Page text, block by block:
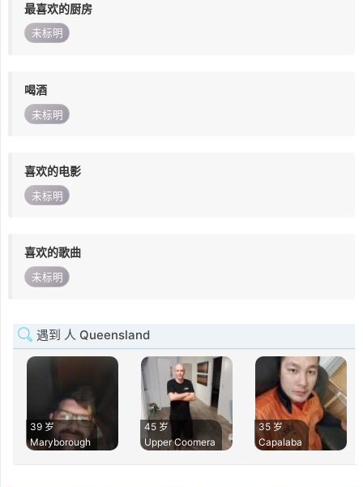
最喜欢的厨房
未标明
喝酒
未标明
喜欢的电影
未标明
喜欢的歌曲
未标明
遇到 人 Queensland
39 岁
Maryborough
45 岁
Upper Coomera
35 岁
Capalaba